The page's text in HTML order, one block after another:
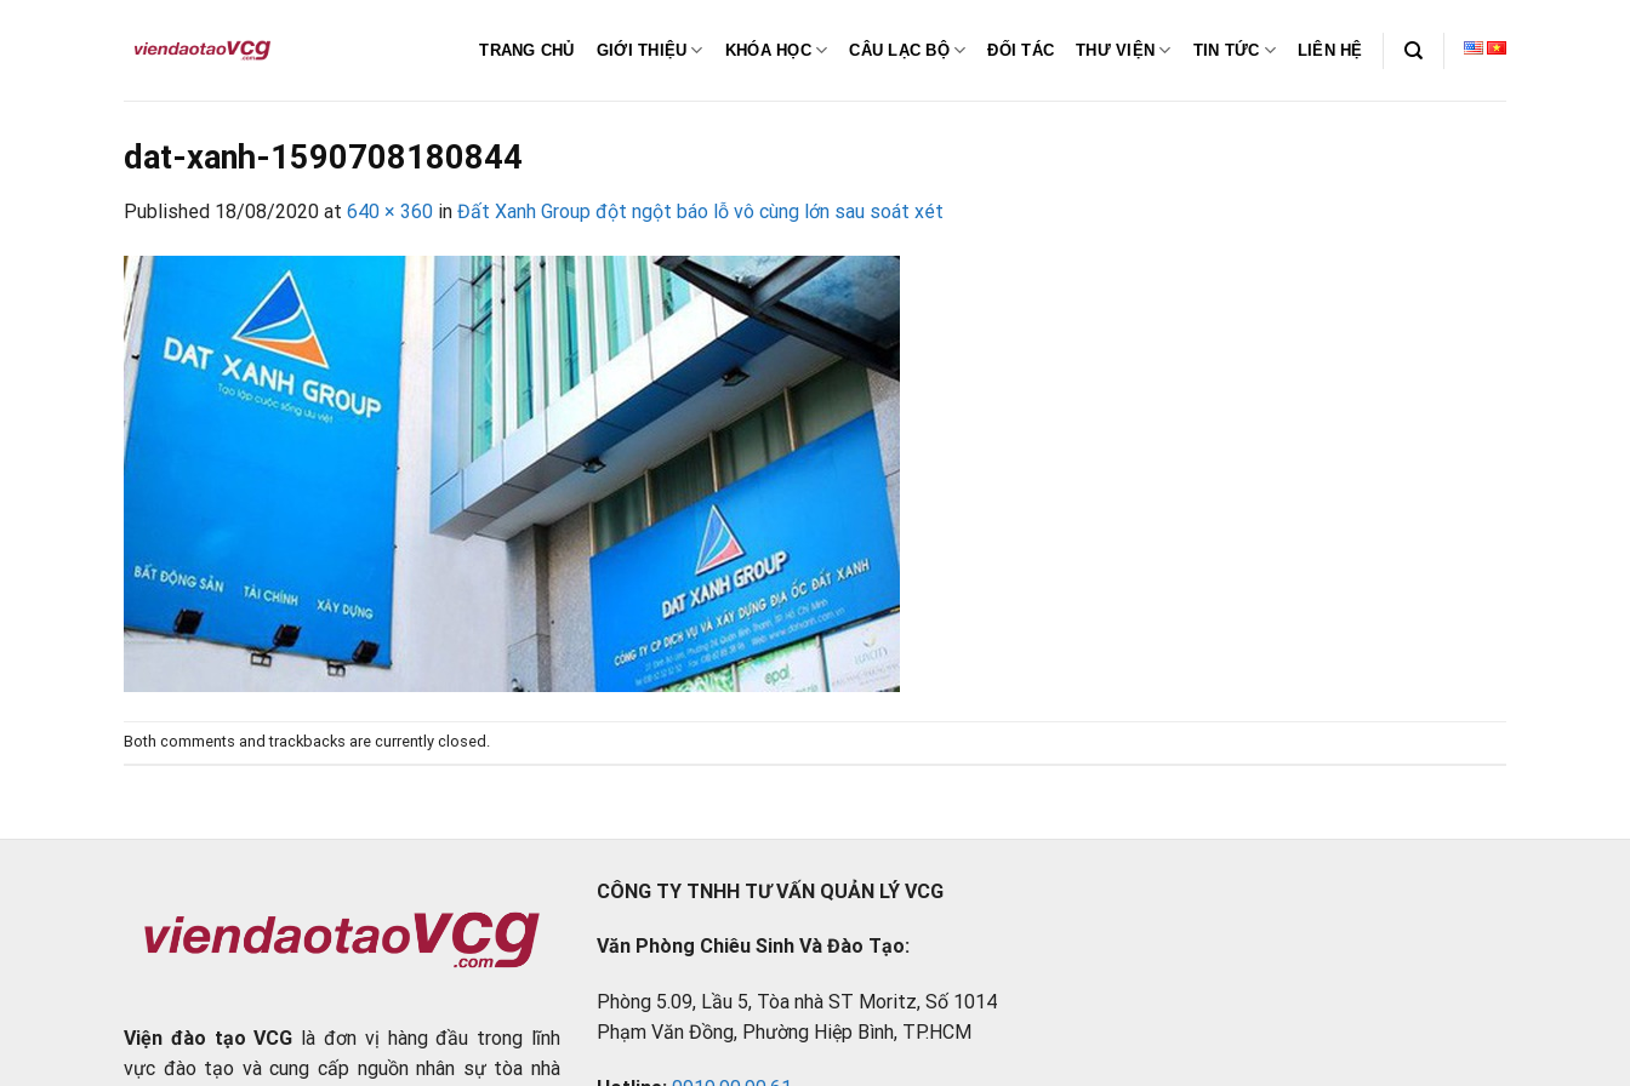
TRANG CHỦ GIỚI THIỆU KHÓA HỌC CÂU LẠC BỘ ĐỐI TÁC THƯ VIỆN TIN TỨC LIÊN HỆ
dat-xanh-1590708180844
Published 18/08/2020 at 640 × 360 in Đất Xanh Group đột ngột báo lỗ vô cùng lớn sau soát xét
Both comments and trackbacks are currently closed.
Viện đào tạo VCG là đơn vị hàng đầu trong lĩnh
vực đào tạo và cung cấp nguồn nhân sự tòa nhà
CÔNG TY TNHH TƯ VẤN QUẢN LÝ VCG
Văn Phòng Chiêu Sinh Và Đào Tạo:
Phòng 5.09, Lầu 5, Tòa nhà ST Moritz, Số 1014
Phạm Văn Đồng, Phường Hiệp Bình, TP.HCM